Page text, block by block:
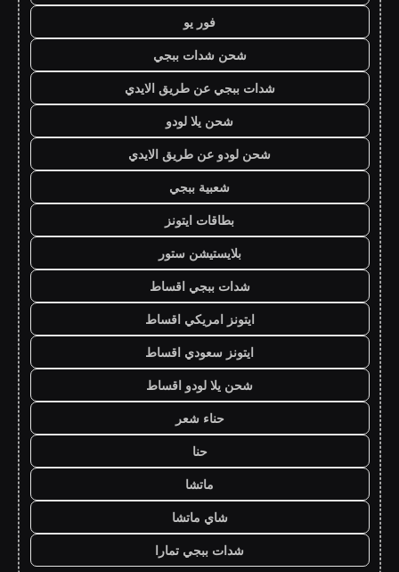
فور يو
شحن شدات ببجي
شدات ببجي عن طريق الايدي
شحن يلا لودو
شحن لودو عن طريق الايدي
شعبية ببجي
بطاقات ايتونز
بلايستيشن ستور
شدات ببجي اقساط
ايتونز امريكي اقساط
ايتونز سعودي اقساط
شحن يلا لودو اقساط
حناء شعر
حنا
ماتشا
شاي ماتشا
شدات ببجي تمارا